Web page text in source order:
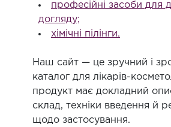
професійні засоби для
догляду;
хімічні пілінги.
Наш сайт — це зручний і
каталог для лікарів-
продукт має докладний
склад, техніки введення й
щодо застосування.